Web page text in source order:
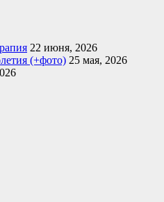
22 июня, 2026
(+фото) 25 мая, 2026